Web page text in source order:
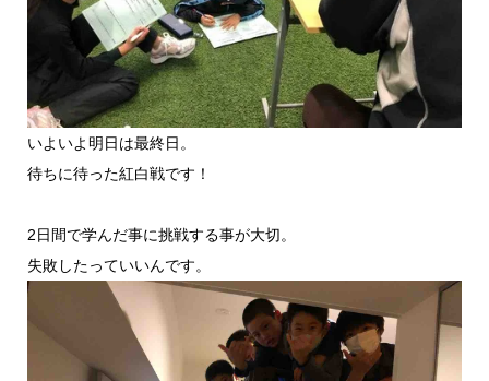
いよいよ明日は最終日。
待ちに待った紅白戦です！
2日間で学んだ事に挑戦する事が大切。
失敗したっていいんです。